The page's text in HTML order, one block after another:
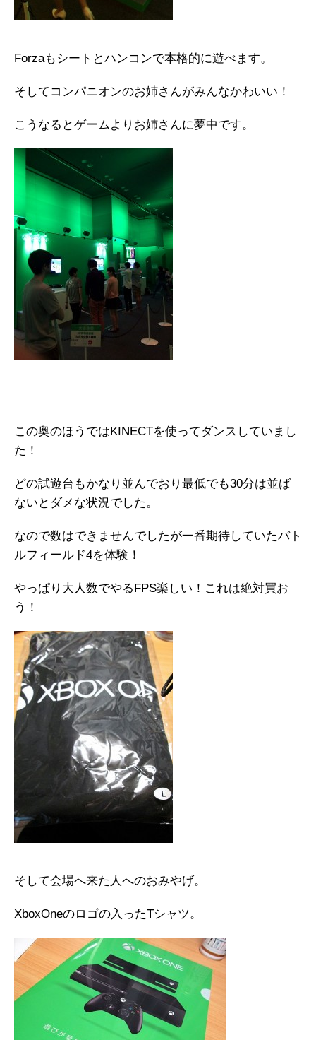
Forzaもシートとハンコンで本格的に遊べます。
そしてコンパニオンのお姉さんがみんなかわいい！
こうなるとゲームよりお姉さんに夢中です。
この奥のほうではKINECTを使ってダンスしていまし
た！
どの試遊台もかなり並んでおり最低でも30分は並ば
ないとダメな状況でした。
なので数はできませんでしたが一番期待していたバト
ルフィールド4を体験！
やっぱり大人数でやるFPS楽しい！これは絶対買お
う！
そして会場へ来た人へのおみやげ。
XboxOneのロゴの入ったTシャツ。